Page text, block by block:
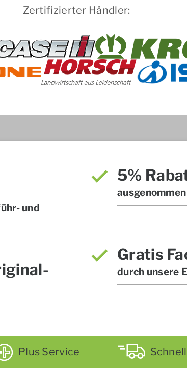
Zertifizierter Händler:
und
5%
Gratis
durch unsere
Plus Service